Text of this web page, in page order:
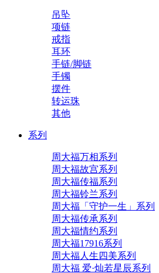
吊坠
项链
戒指
耳环
手链/脚链
手镯
摆件
转运珠
其他
系列
周大福万相系列
周大福故宫系列
周大福传福系列
周大福铃兰系列
周大福「守护一生」系列
周大福传承系列
周大福情约系列
周大福17916系列
周大福人生四美系列
周大福 爱·灿若星辰系列